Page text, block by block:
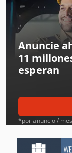
Ge Ultrasonido
Ingersoll Rand
Ingersoll
Jcb Tractores
Jungheinrich
Kalmar Tractor
Kverneland
Anuncie
11
esperan
*por anuncio / mes